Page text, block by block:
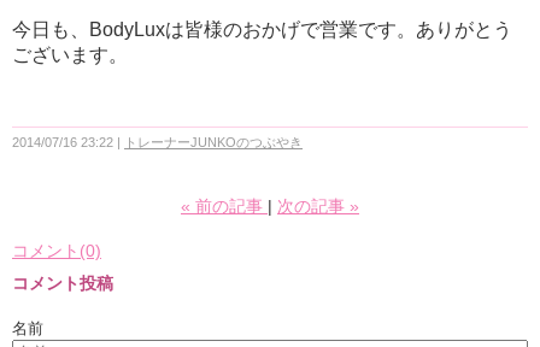
今日も、BodyLuxは皆様のおかげで営業です。ありがとう
ございます。
2014/07/16 23:22 トレーナーJUNKOのつぶやき
« 前の記事 次の記事 »
コメント(0)
コメント投稿
名前